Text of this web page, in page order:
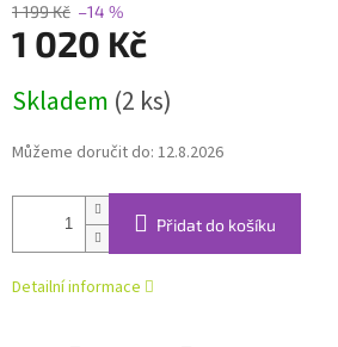
1 199 Kč –14 %
1 020 Kč
cena:
Skladem (2 ks)
Můžeme doručit do: 12.8.2026
Přidat do košíku
Detailní informace